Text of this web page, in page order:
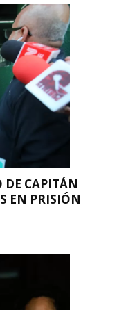
DE CAPITÁN
EN PRISIÓN